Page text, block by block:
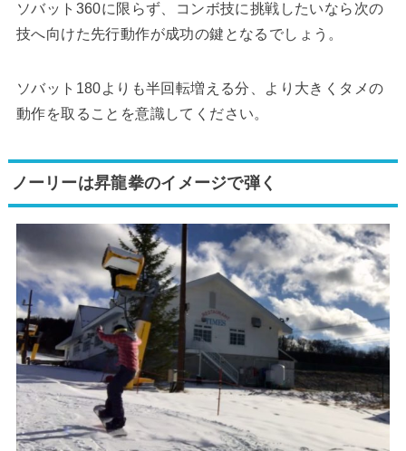
ソバット360に限らず、コンボ技に挑戦したいなら次の
技へ向けた先行動作が成功の鍵となるでしょう。
ソバット180よりも半回転増える分、より大きくタメの
動作を取ることを意識してください。
ノーリーは昇龍拳のイメージで弾く